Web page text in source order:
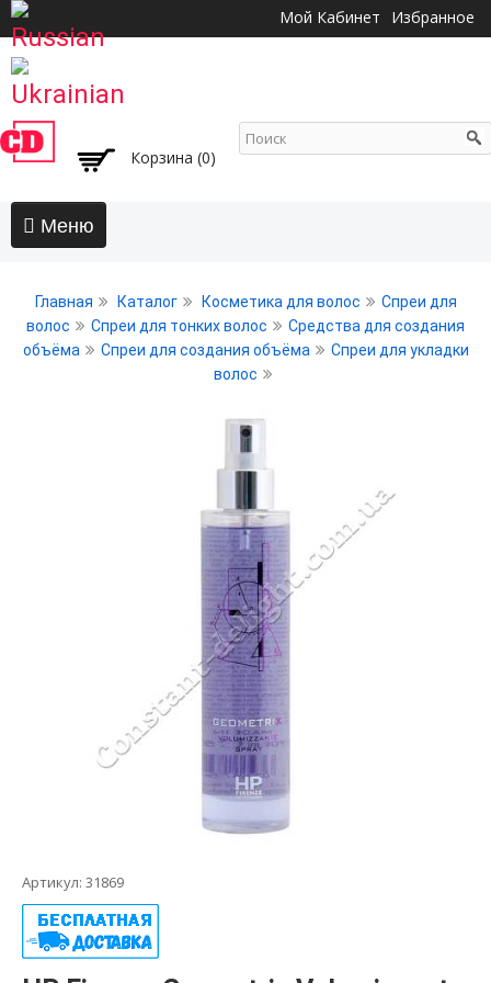
основному
Мой Кабинет Избранное
Корзина (0)
АКЦИИ
Волосы
Воски, пасты, глина, помады для волос
Декапаж (смывка цвета)
Жидкие кристаллы, флюиды, праймеры
Краски для бровей и ресниц
Лосьоны для волос
Маски для волос
Масла для волос
Муссы и пенки
Наборы для волос
Окислители и активаторы
Осветляющие средства
Спреи для волос
Средства для восстановления волос
Средства для завивки
Средства для защиты кожи при окрашивании
Средства для создания объёма
Главная Каталог Косметика для волос
Спреи для
волос
Спреи для тонких волос
Средства для создания
объёма
Спреи для создания объёма
Спреи для укладки
волос
Артикул: 31869